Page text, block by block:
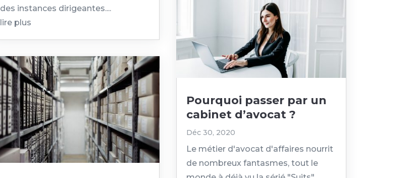
des instances dirigeantes....
lire plus
Pourquoi passer par un
cabinet d’avocat ?
Déc 30, 2020
Le métier d'avocat d'affaires nourrit
de nombreux fantasmes, tout le